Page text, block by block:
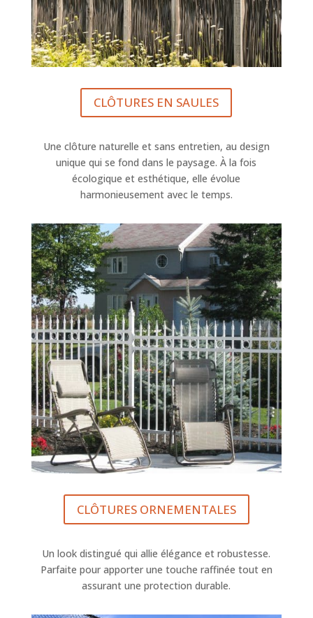
CLÔTURES EN SAULES
Une clôture naturelle et sans entretien, au design
unique qui se fond dans le paysage. À la fois
écologique et esthétique, elle évolue
harmonieusement avec le temps.
CLÔTURES ORNEMENTALES
Un look distingué qui allie élégance et robustesse.
Parfaite pour apporter une touche raffinée tout en
assurant une protection durable.